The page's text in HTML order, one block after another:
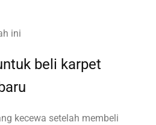
ini
beli karpet
kecewa setelah membeli